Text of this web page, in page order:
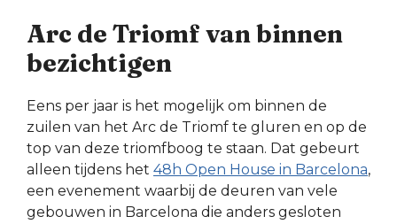
Arc de Triomf van binnen
bezichtigen
Eens per jaar is het mogelijk om binnen de
zuilen van het Arc de Triomf te gluren en op de
top van deze triomfboog te staan. Dat gebeurt
alleen tijdens het 48h Open House in Barcelona,
een evenement waarbij de deuren van vele
gebouwen in Barcelona die anders gesloten